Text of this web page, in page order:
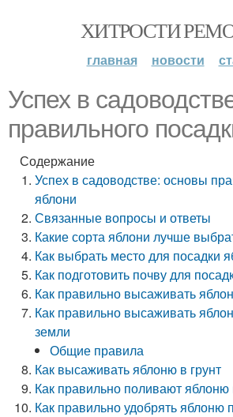
ХИТРОСТИ
главная новости
Успех в
правильного
Содержание
Успех в садоводстве: основы
яблони
Связанные вопросы и ответы
Какие сорта яблони лучше
Как выбрать место для посадки
Как подготовить почву для
Как правильно высаживать
Как правильно высаживать
земли
Общие правила
Как высаживать яблоню в грунт
Как правильно поливают яблоню
Как правильно удобрять яблоню